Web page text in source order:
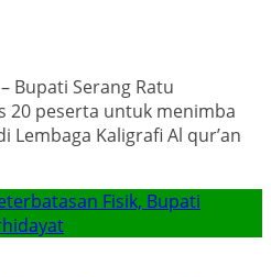
Bupati Serang Ratu
20 peserta untuk menimba
Lembaga Kaligrafi Al qur’an